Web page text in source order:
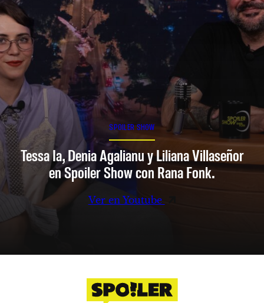
SPOILER SHOW
Tessa Ia, Denia Agalianu y Liliana Villaseñor
en Spoiler Show con Rana Fonk.
Ver en Youtube